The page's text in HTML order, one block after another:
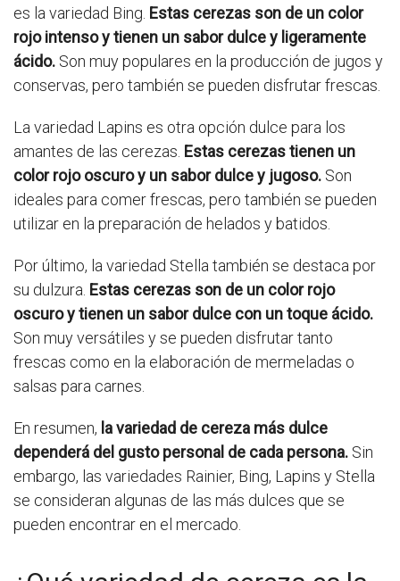
es la variedad Bing. Estas cerezas son de un color
rojo intenso y tienen un sabor dulce y ligeramente
ácido. Son muy populares en la producción de jugos y
conservas, pero también se pueden disfrutar frescas.
La variedad Lapins es otra opción dulce para los
amantes de las cerezas. Estas cerezas tienen un
color rojo oscuro y un sabor dulce y jugoso. Son
ideales para comer frescas, pero también se pueden
utilizar en la preparación de helados y batidos.
Por último, la variedad Stella también se destaca por
su dulzura. Estas cerezas son de un color rojo
oscuro y tienen un sabor dulce con un toque ácido.
Son muy versátiles y se pueden disfrutar tanto
frescas como en la elaboración de mermeladas o
salsas para carnes.
En resumen, la variedad de cereza más dulce
dependerá del gusto personal de cada persona. Sin
embargo, las variedades Rainier, Bing, Lapins y Stella
se consideran algunas de las más dulces que se
pueden encontrar en el mercado.